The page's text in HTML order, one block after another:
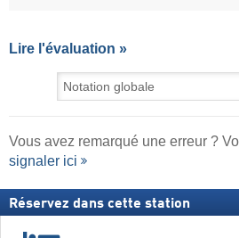
Lire l'évaluation »
Vous avez remarqué une erreur ?
signaler ici
Réservez dans cette station